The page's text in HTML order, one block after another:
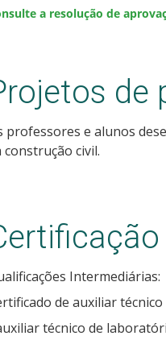
a resolução de
de
professores e alunos
construção civil.
Intermediárias:
de auxiliar
técnico de